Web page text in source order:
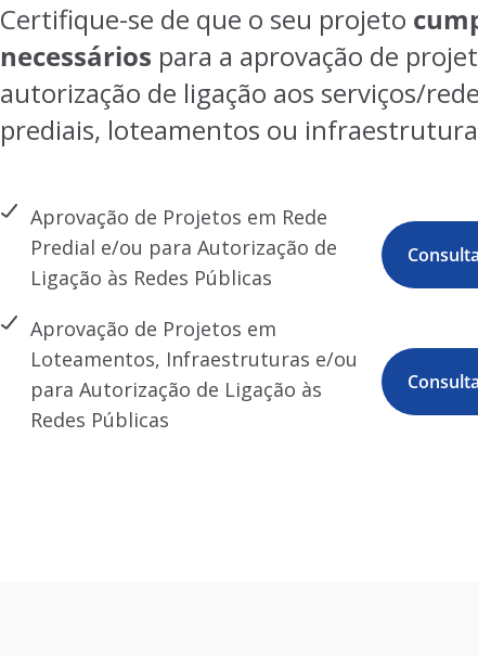
Certifique-se de que o seu projeto
necessários para a aprovação de
autorização de ligação aos serviços/
prediais, loteamentos ou
Aprovação de Projetos em Rede
Predial e/ou para Autorização de
Ligação às Redes Públicas
Aprovação de Projetos em
Loteamentos, Infraestruturas e/ou
para Autorização de Ligação às
Redes Públicas